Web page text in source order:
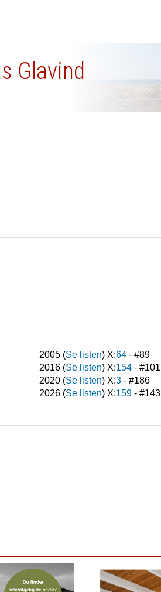
Glavind
2005 (Se listen) X:64 - #89
2016 (Se listen) X:154 - #101
2020 (Se listen) X:3 - #186
2026 (Se listen) X:159 - #143